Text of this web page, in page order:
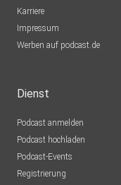
Karriere
Impressum
Werben auf podcast.de
Dienst
Podcast anmelden
Podcast hochladen
Podcast-Events
Registrierung